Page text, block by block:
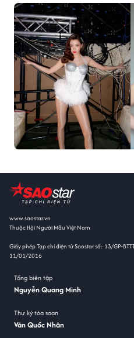
www.saostar.vn
Thuộc Hội Người Mẫu Việt Nam
Giấy phép Tạp chí điện tử Saostar số: 13/GP-
11/01/2016
Tổng biên tập
Nguyễn Quang Minh
Thư ký tòa soạn
Văn Quốc Nhân